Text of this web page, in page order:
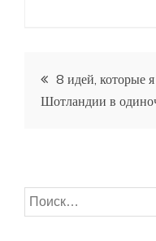
Навигация
8 идей, которые
Шотландии в
Найти: